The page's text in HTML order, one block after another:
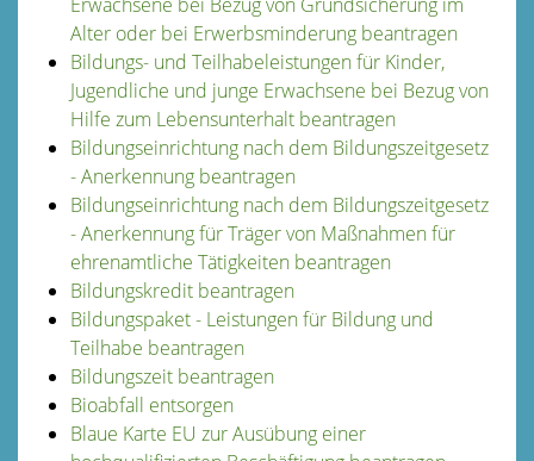
Alter oder bei Erwerbsminderung beantragen
Bildungs- und Teilhabeleistungen für Kinder,
Jugendliche und junge Erwachsene bei Bezug von
Hilfe zum Lebensunterhalt beantragen
Bildungseinrichtung nach dem Bildungszeitgesetz
- Anerkennung beantragen
Bildungseinrichtung nach dem Bildungszeitgesetz
- Anerkennung für Träger von Maßnahmen für
ehrenamtliche Tätigkeiten beantragen
Bildungskredit beantragen
Bildungspaket - Leistungen für Bildung und
Teilhabe beantragen
Bildungszeit beantragen
Bioabfall entsorgen
Blaue Karte EU zur Ausübung einer